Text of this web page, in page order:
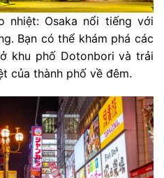
nhiệt: Osaka nổi tiếng với
Bạn có thể khám phá các
khu phố Dotonbori và trải
của thành phố về đêm.